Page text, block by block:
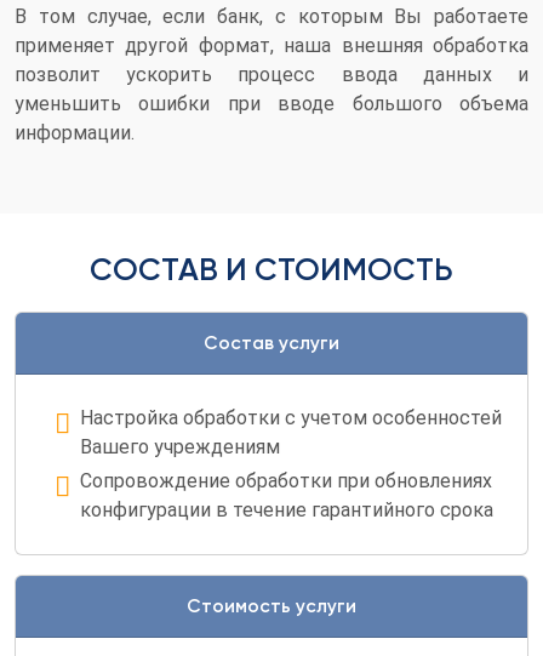
В том случае, если банк, с которым Вы работаете
применяет другой формат, наша внешняя обработка
позволит ускорить процесс ввода данных и
уменьшить ошибки при вводе большого объема
информации.
СОСТАВ И СТОИМОСТЬ
Состав услуги
Настройка обработки с учетом особенностей
Вашего учреждениям
Сопровождение обработки при обновлениях
конфигурации в течение гарантийного срока
Стоимость услуги